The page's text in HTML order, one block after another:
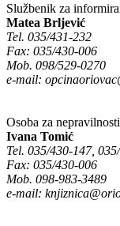
Službenik za
Matea Brljević
Tel. 035/431-232
Fax: 035/430-006
Mob. 098/529-0270
e-mail:
Osoba za
Ivana Tomić
Tel. 035/430-147,
Fax: 035/430-006
Mob. 098-983-3489
e-mail: